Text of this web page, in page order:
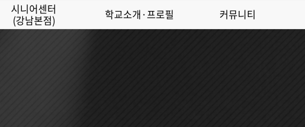
시니어센터
(강남본점) 학교소개·프로필 커뮤니티